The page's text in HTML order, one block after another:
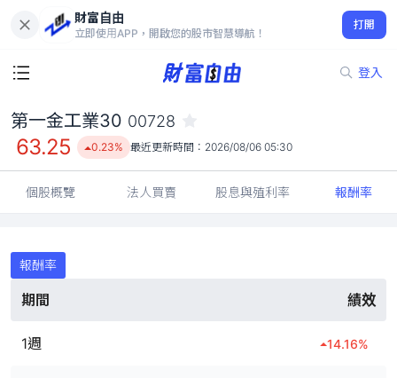
財富自由
立即使用APP，開啟您的股市智慧導航！
打開
登入
63.25
0.23%
第一金工業30 00728
63.25 0.23% 最近更新時間： 2026/08/06 05:30
個股概覽 法人買賣 股息與殖利率 報酬率
報酬率
期間 績效
1週 14.16%